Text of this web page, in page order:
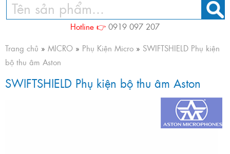
Hotline 👉 0919 097 207
Trang chủ » MICRO » Phụ Kiện Micro » SWIFTSHIELD Phụ kiện
bộ thu âm Aston
SWIFTSHIELD Phụ kiện bộ thu âm Aston